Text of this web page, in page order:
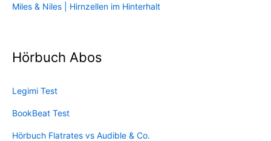
Miles & Niles | Hirnzellen im Hinterhalt
Hörbuch Abos
Legimi Test
BookBeat Test
Hörbuch Flatrates vs Audible & Co.